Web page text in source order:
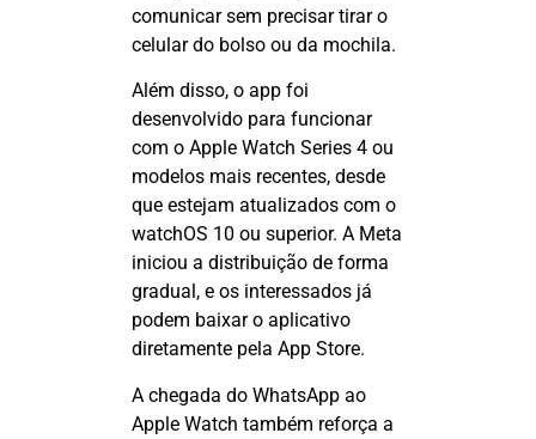
comunicar sem precisar tirar o
celular do bolso ou da mochila.
Além disso, o app foi
desenvolvido para funcionar
com o Apple Watch Series 4 ou
modelos mais recentes, desde
que estejam atualizados com o
watchOS 10 ou superior. A Meta
iniciou a distribuição de forma
gradual, e os interessados já
podem baixar o aplicativo
diretamente pela App Store.
A chegada do WhatsApp ao
Apple Watch também reforça a